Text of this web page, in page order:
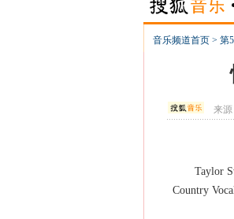
音乐频道首页 > 第
来
Taylor
Country